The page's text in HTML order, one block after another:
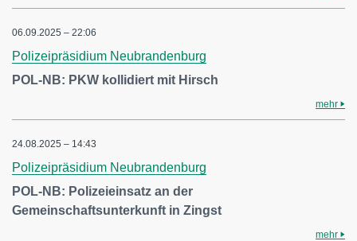
06.09.2025 – 22:06
Polizeipräsidium Neubrandenburg
POL-NB: PKW kollidiert mit Hirsch
mehr
24.08.2025 – 14:43
Polizeipräsidium Neubrandenburg
POL-NB: Polizeieinsatz an der
Gemeinschaftsunterkunft in Zingst
mehr